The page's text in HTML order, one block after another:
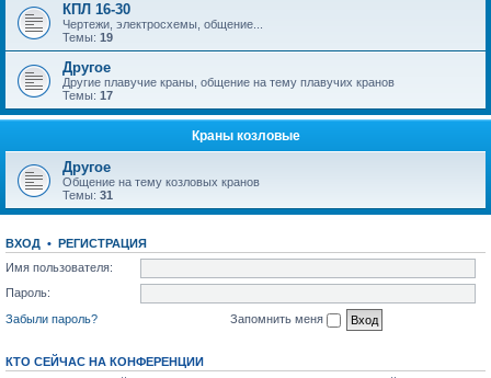
КПЛ 16-30
Чертежи, электросхемы, общение...
Темы: 19
Другое
Другие плавучие краны, общение на тему плавучих кранов
Темы: 17
Краны козловые
Другое
Общение на тему козловых кранов
Темы: 31
ВХОД • РЕГИСТРАЦИЯ
Имя пользователя:
Пароль:
Забыли пароль?
Запомнить меня
КТО СЕЙЧАС НА КОНФЕРЕНЦИИ